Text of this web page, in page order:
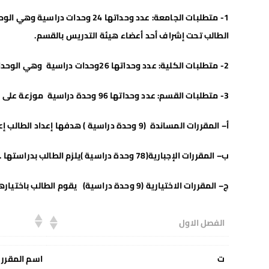
1- متطلبات الجامعة
الطالب تحت إشراف أحد أعضاء هيئة التدريس بالقسم.
2- متطلبات الكلية
: عدد وحداتها 26وحدات دراسية وهي الوحدات الدراسية المطلوبة من جميع طلبة كلية التربية في الاقسام المختلفة.
3- متطلبات القسم
: عدد وحداتها 96 وحدة دراسية موزعة على النحو التالي:-
أ– المقررات المساندة (9 وحدة دراسية ) هدفها إعداد الطالب إعداداً في المقررات الاساسية في التخصصات الاخرى مثل احصاء رياضي وبرمجة الحاسوب.
ب– المقررات الإجبارية(78 وحدة دراسية )يلزم الطالب بدراستها .
ج– المقررات الاختيارية (9 وحدة دراسية) يقوم الطالب باختيارها من مجموعة مقررات دراسية يقدمها القسم .
الفصل الاول
ت اسم